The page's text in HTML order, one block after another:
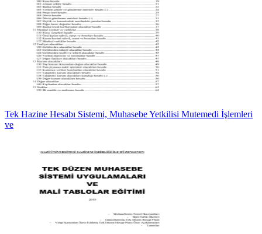
Tek Hazine Hesabı Sistemi, Muhasebe Yetkilisi Mutemedi İşlemleri
ve